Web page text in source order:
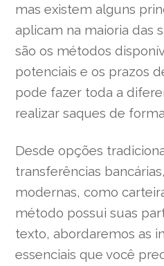
mas existem alguns
aplicam na maioria das
são os métodos
potenciais e os prazos
pode fazer toda a
realizar saques de
Desde opções
transferências
modernas, como
método possui suas
texto, abordaremos as
essenciais que você